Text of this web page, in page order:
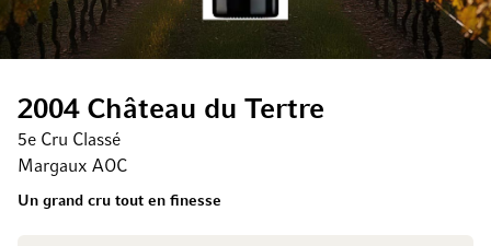
2004 Château du Tertre
5e Cru Classé
Margaux AOC
Un grand cru tout en finesse